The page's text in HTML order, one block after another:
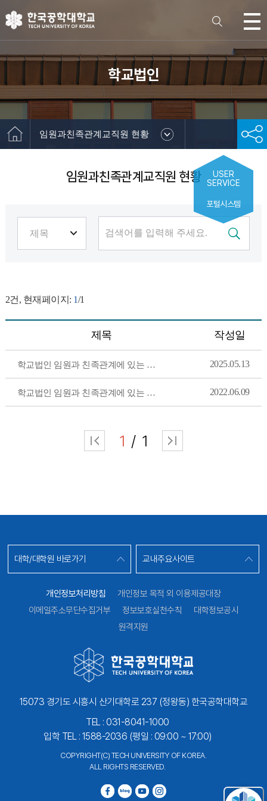
USER
SERVICE
포털시스템
학교법인
임원과친족관계교직원 현황
임원과친족관계교직원 현황
2건, 현재페이지: 1/1
제목 작성일
학교법인 임원과 친족관계에 있는 교직원 현황 2025.05.13
학교법인 임원과 친족관계에 있는 교직원 현황(2022.06.01.기준) 2022.06.09
1 1
대학/대학원 바로가기 교내주요사이트
개인정보처리방침
개인정보 목적 외 이용제공대장
이메일주소무단수집거부
정보보호실천수칙
대학정보공시
원격지원
15073 경기도 시흥시 산기대학로 237 (정왕동) 한국공학대학교
TEL : 031-8041-1000
입학 TEL : 1588-2036 (평일 : 09:00 ~ 17:00)
COPYRIGHT(C) TECH UNIVERSITY OF KOREA.
ALL RIGHTS RESERVED.